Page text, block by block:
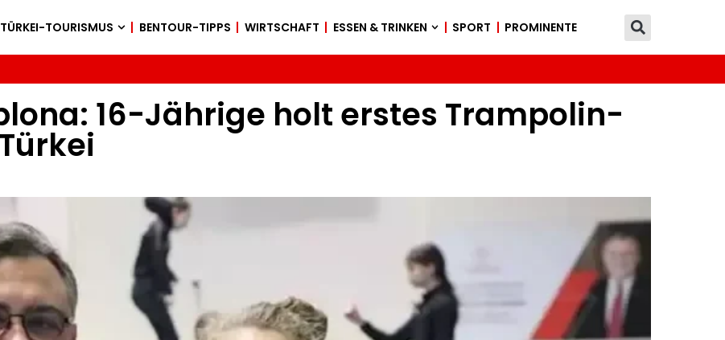
TÜRKEI-TOURISMUS BENTOUR-TIPPS WIRTSCHAFT ESSEN & TRINKEN SPORT PROMINENTE
16-Jährige holt erstes Trampolin-